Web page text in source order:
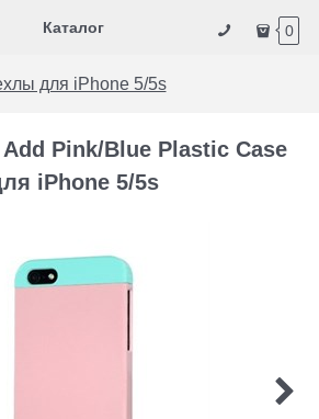
Каталог 0
для iPhone 5/5s
Pink/Blue Plastic Case
iPhone 5/5s